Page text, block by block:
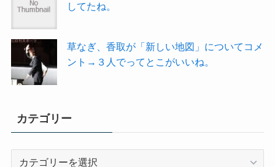
してたね。
草なぎ、香取が「新しい地図」についてコメ
ント→３人でってとこがいいね。
カテゴリー